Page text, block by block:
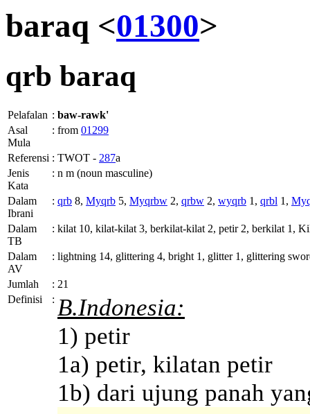
baraq <01300>
qrb baraq
Pelafalan : baw-rawk'
Asal
Mula
: from 01299
Referensi : TWOT - 287a
Jenis
Kata
: n m (noun masculine)
Dalam
Ibrani
: qrb 8, Myqrb 5, Myqrbw 2, qrbw 2, wyqrb 1, qrbl 1,
Dalam
TB
: kilat 10, kilat-kilat 3, berkilat-kilat 2, petir 2, berkilat 1,
Dalam
AV
: lightning 14, glittering 4, bright 1, glitter 1, glittering
Jumlah : 21
Definisi
: B.Indonesia:
1) petir
1a) petir, kilatan petir
1b) dari ujung panah